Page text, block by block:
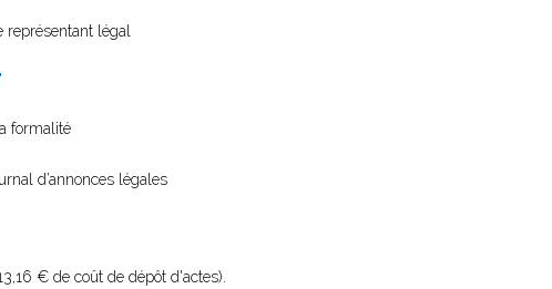
légal
formalité
d’annonces légales
€ de coût de dépôt d'actes).